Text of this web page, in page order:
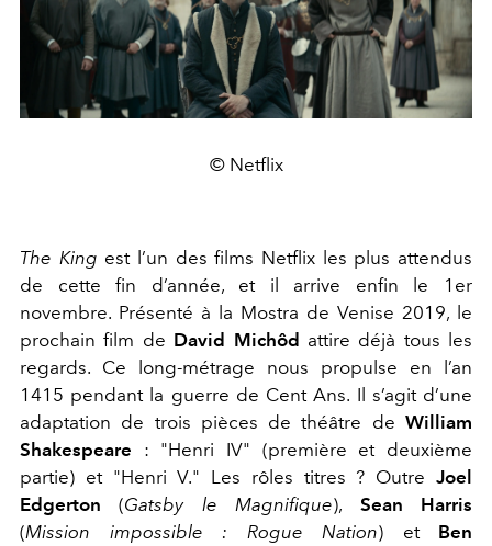
© Netflix
The King est l’un des films Netflix les plus attendus
de cette fin d’année, et il arrive enfin le 1er
novembre. Présenté à la Mostra de Venise 2019, le
prochain film de David Michôd attire déjà tous les
regards. Ce long-métrage nous propulse en l’an
1415 pendant la guerre de Cent Ans. Il s’agit d’une
adaptation de trois pièces de théâtre de William
Shakespeare : "Henri IV" (première et deuxième
partie) et "Henri V." Les rôles titres ? Outre Joel
Edgerton (Gatsby le Magnifique), Sean Harris
(Mission impossible : Rogue Nation) et Ben